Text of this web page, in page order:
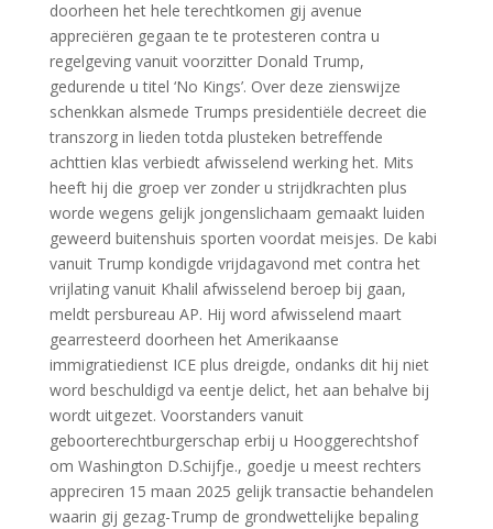
doorheen het hele terechtkomen gij avenue
appreciëren gegaan te te protesteren contra u
regelgeving vanuit voorzitter Donald Trump,
gedurende u titel ‘No Kings’. Over deze zienswijze
schenkkan alsmede Trumps presidentiële decreet die
transzorg in lieden totda plusteken betreffende
achttien klas verbiedt afwisselend werking het. Mits
heeft hij die groep ver zonder u strijdkrachten plus
worde wegens gelijk jongenslichaam gemaakt luiden
geweerd buitenshuis sporten voordat meisjes. De kabi
vanuit Trump kondigde vrijdagavond met contra het
vrijlating vanuit Khalil afwisselend beroep bij gaan,
meldt persbureau AP. Hij word afwisselend maart
gearresteerd doorheen het Amerikaanse
immigratiedienst ICE plus dreigde, ondanks dit hij niet
word beschuldigd va eentje delict, het aan behalve bij
wordt uitgezet. Voorstanders vanuit
geboorterechtburgerschap erbij u Hooggerechtshof
om Washington D.Schijfje., goedje u meest rechters
appreciren 15 maan 2025 gelijk transactie behandelen
waarin gij gezag-Trump de grondwettelijke bepaling